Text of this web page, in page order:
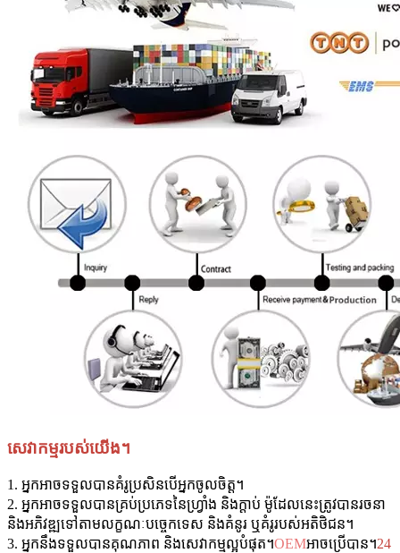
សេវាកម្មរបស់យើង។
1. អ្នកអាចទទួលបានគំរូប្រសិនបើអ្នកចូលចិត្ត។
2. អ្នកអាចទទួលបានគ្រប់ប្រភេទនៃហ្វ្រាំង និងក្ដាប់ ម៉ូដែលនេះត្រូវបានរចនា
និងអភិវឌ្ឍទៅតាមលក្ខណៈបច្ចេកទេស និងគំនូរ ឬគំរូរបស់អតិថិជន។
3. អ្នកនឹងទទួលបានគុណភាព និងសេវាកម្មល្អបំផុត។OEMអាចប្រើបាន។24